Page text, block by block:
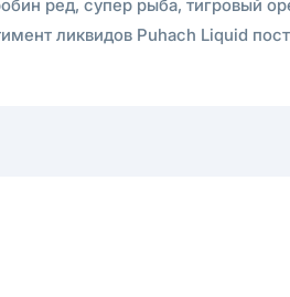
ред, супер рыба, тигровый
ликвидов Puhach Liquid